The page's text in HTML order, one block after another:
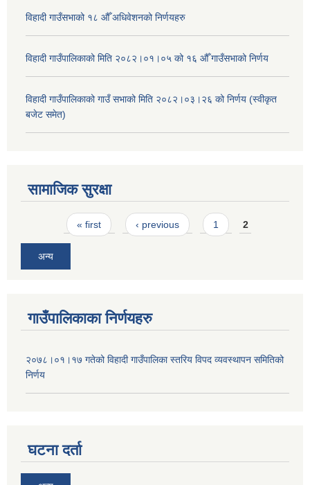
विहादी गाउँसभाको १८ औँ अधिवेशनको निर्णयहरु
विहादी गाउँपालिकाको मिति २०८२।०१।०५ को १६ औँ गाउँसभाको निर्णय
विहादी गाउँपालिकाको गाउँ सभाको मिति २०८२।०३।२६ को निर्णय (स्वीकृत
बजेट समेत)
सामाजिक सुरक्षा
Pages« first ‹ previous 1 2
अन्य
गाउँपालिकाका निर्णयहरु
२०७८।०१।१७ गतेको विहादी गाउँपालिका स्तरिय विपद व्यवस्थापन समितिको
निर्णय
घटना दर्ता